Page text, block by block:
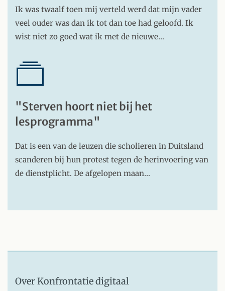
Ik was twaalf toen mij verteld werd dat mijn vader
veel ouder was dan ik tot dan toe had geloofd. Ik
wist niet zo goed wat ik met de nieuwe…
"Sterven hoort niet bij het
lesprogramma"
Dat is een van de leuzen die scholieren in Duitsland
scanderen bij hun protest tegen de herinvoering van
de dienstplicht. De afgelopen maan…
Over Konfrontatie digitaal